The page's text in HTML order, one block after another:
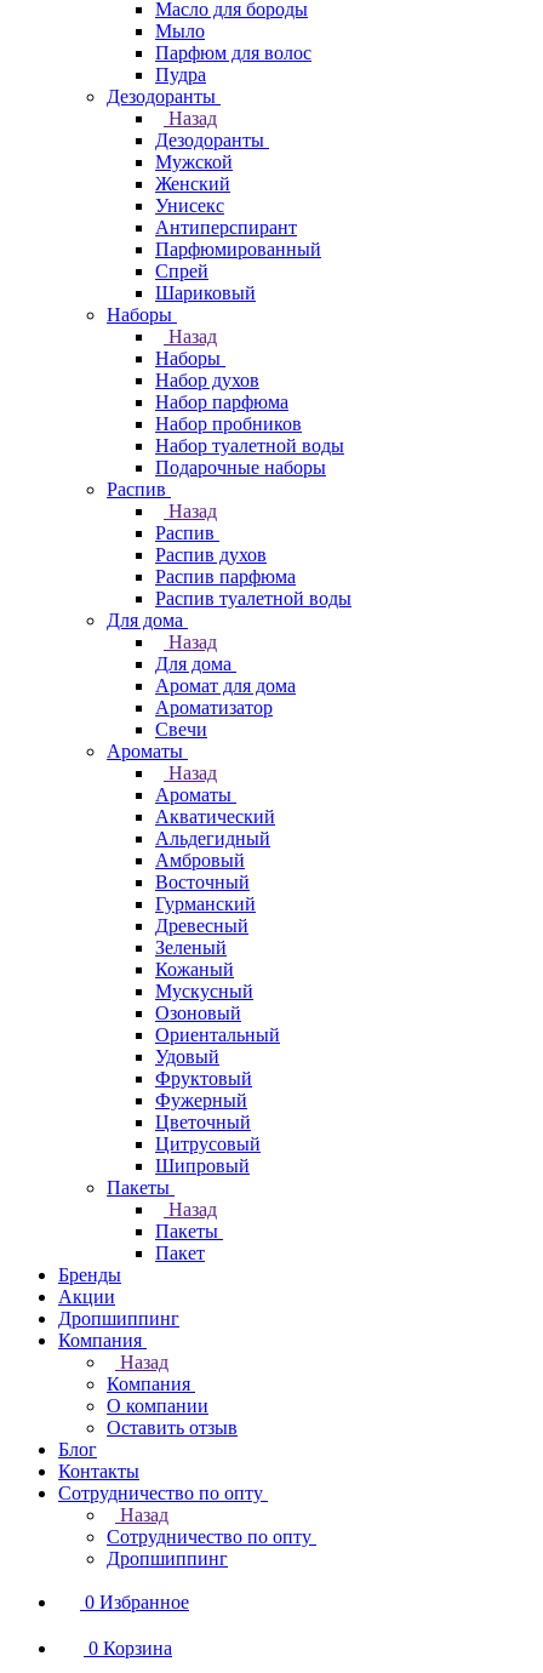
Масло для бороды
Мыло
Парфюм для волос
Пудра
Дезодоранты
Назад
Дезодоранты
Мужской
Женский
Унисекс
Антиперспирант
Парфюмированный
Спрей
Шариковый
Наборы
Назад
Наборы
Набор духов
Набор парфюма
Набор пробников
Набор туалетной воды
Подарочные наборы
Распив
Назад
Распив
Распив духов
Распив парфюма
Распив туалетной воды
Для дома
Назад
Для дома
Аромат для дома
Ароматизатор
Свечи
Ароматы
Назад
Ароматы
Акватический
Альдегидный
Амбровый
Восточный
Гурманский
Древесный
Зеленый
Кожаный
Мускусный
Озоновый
Ориентальный
Удовый
Фруктовый
Фужерный
Цветочный
Цитрусовый
Шипровый
Пакеты
Назад
Пакеты
Пакет
Бренды
Акции
Дропшиппинг
Компания
Назад
Компания
О компании
Оставить отзыв
Блог
Контакты
Сотрудничество по опту
Назад
Сотрудничество по опту
Дропшиппинг
0 Избранное
0 Корзина